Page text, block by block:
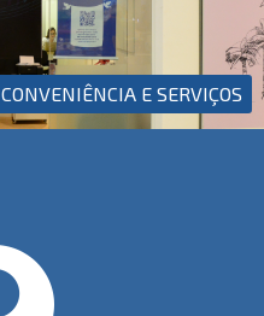
CONVENIÊNCIA E SERVIÇOS